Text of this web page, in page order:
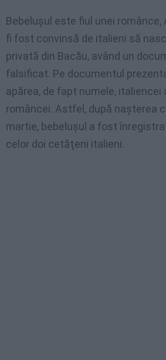
Bebeluşul este fiul unei românce,
fi fost convinsă de italieni să
privată din Bacău, având un
falsificat. Pe documentul
apărea, de fapt numele,
româncei. Astfel, după naşterea
martie, bebeluşul a fost
celor doi cetăţeni italieni.